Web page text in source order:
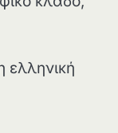
ελληνική